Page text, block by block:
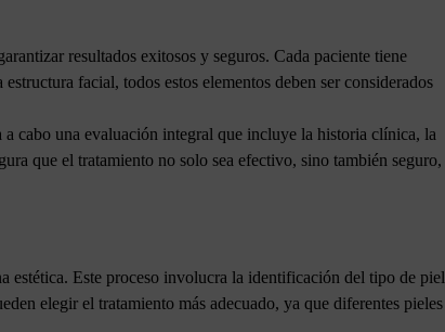
resultados exitosos y seguros. Cada paciente tiene
facial, todos estos elementos deben ser considerados
cabo una evaluación integral que incluye la historia clínica, la
que el tratamiento no solo sea efectivo, sino también seguro,
estética. Este proceso involucra la identificación del tipo de piel
elegir el tratamiento más adecuado, ya que diferentes pieles